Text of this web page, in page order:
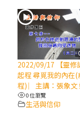
(6)
槽」
(5)
傳」
(4)
「
2022/09/17 【靈修
起程 尋覓我的內在(
程) ︳主講：張象文
0 位瀏覽
生活與信仰